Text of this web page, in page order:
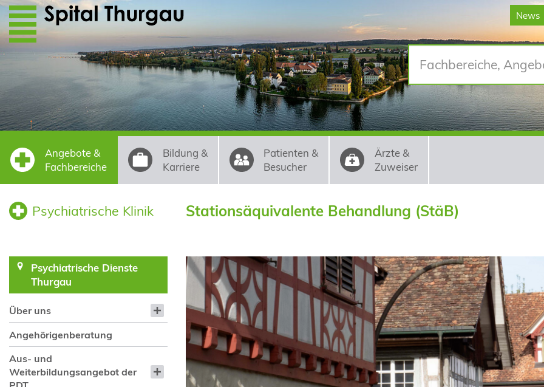
Direkt zum Inhalt
News
Angebote &
Fachbereiche
Bildung &
Karriere
Patienten &
Besucher
Ärzte &
Zuweiser
Psychiatrische Klinik
Psychiatrische Dienste
Thurgau
Über uns
Angehörigenberatung
Aus- und
Weiterbildungsangebot der
Stationsäquivalente Behandlung (StäB)